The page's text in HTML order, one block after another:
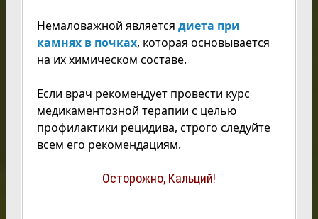
Немаловажной является диета при
камнях в почках, которая основывается
на их химическом составе.
Если врач рекомендует провести курс
медикаментозной терапии с целью
профилактики рецидива, строго следуйте
всем его рекомендациям.
Осторожно, Кальций!